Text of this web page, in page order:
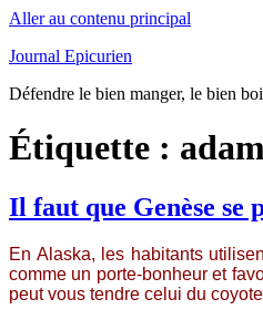
Aller au contenu principal
Journal Epicurien
Défendre le bien manger, le bien
Étiquette :
Il faut que Genèse se
En Alaska, les habitants
comme un porte-bonheur et
peut vous tendre celui du